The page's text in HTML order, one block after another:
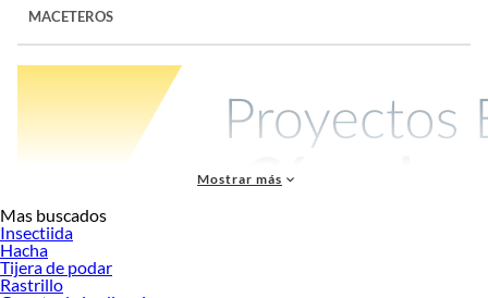
MACETEROS
Un macetero es un contenedor para cultivar plantas en interior o exterior. Sirve
para darles espacio de crecimiento, sostener el sustrato y ayudar al drenaje
Mostrar más
Mas buscados
Insectiida
Hacha
Tijera de podar
Rastrillo